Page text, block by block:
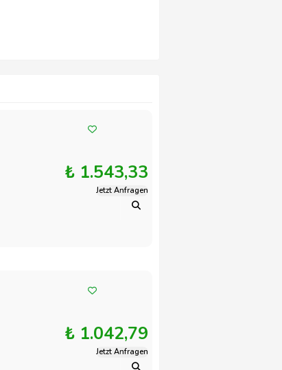
₺ 1.543,33
Jetzt Anfragen
₺ 1.042,79
Jetzt Anfragen